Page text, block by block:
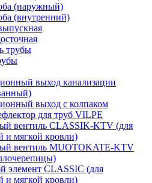
(наружный)
(внутренний)
трубы
выход канализации
выход с колпаком
для труб VILPE
вентиль CLASSIK-KTV (для
и мягкой кровли)
вентиль MUOTOKATE-KTV
элемент CLASSIC (для
и мягкой кровли)